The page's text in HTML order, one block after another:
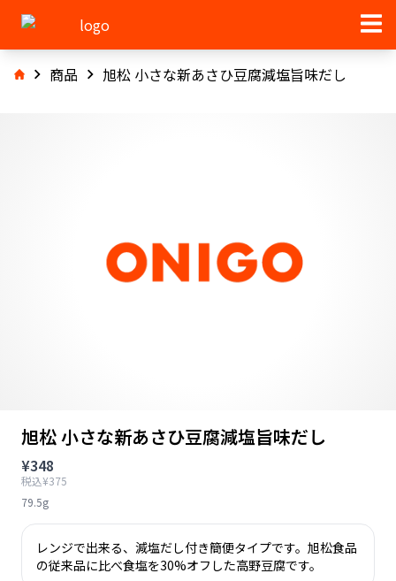
商品 旭松 小さな新あさひ豆腐減塩旨味だし
旭松 小さな新あさひ豆腐減塩旨味だし
¥348
税込¥375
79.5g
レンジで出来る、減塩だし付き簡便タイプです。旭松食品
の従来品に比べ食塩を30%オフした高野豆腐です。